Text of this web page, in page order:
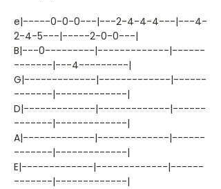
e|-----0-0-0---|---2-4-4-4---|---4-
2-4-5---|-----2-0-0---|
B|---0---------|-------------|------
-------|---4---------|
G|-------------|-------------|------
-------|-------------|
D|-------------|-------------|------
-------|-------------|
A|-------------|-------------|------
-------|-------------|
E|-------------|-------------|------
-------|-------------|